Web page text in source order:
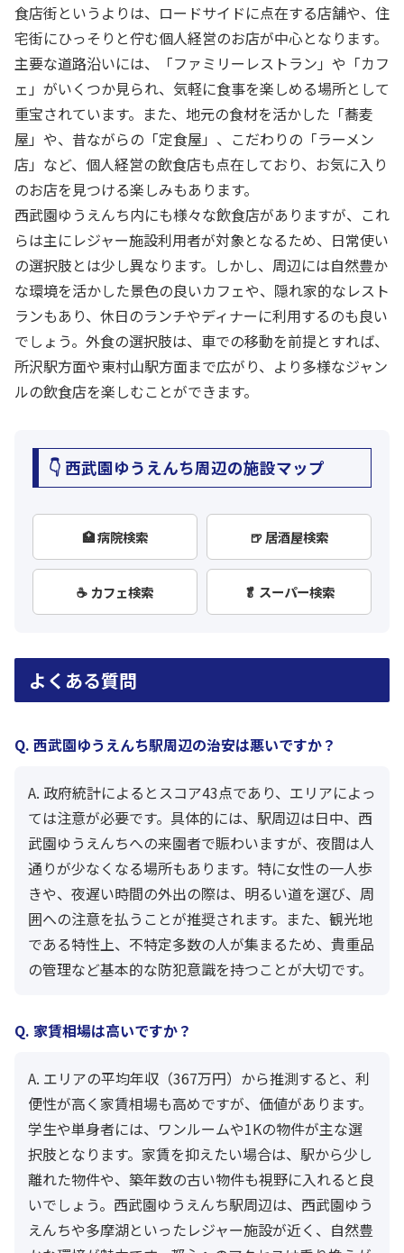
食店街というよりは、ロードサイドに点在する店舗や、住
宅街にひっそりと佇む個人経営のお店が中心となります。
主要な道路沿いには、「ファミリーレストラン」や「カフ
ェ」がいくつか見られ、気軽に食事を楽しめる場所として
重宝されています。また、地元の食材を活かした「蕎麦
屋」や、昔ながらの「定食屋」、こだわりの「ラーメン
店」など、個人経営の飲食店も点在しており、お気に入り
のお店を見つける楽しみもあります。
西武園ゆうえんち内にも様々な飲食店がありますが、これ
らは主にレジャー施設利用者が対象となるため、日常使い
の選択肢とは少し異なります。しかし、周辺には自然豊か
な環境を活かした景色の良いカフェや、隠れ家的なレスト
ランもあり、休日のランチやディナーに利用するのも良い
でしょう。外食の選択肢は、車での移動を前提とすれば、
所沢駅方面や東村山駅方面まで広がり、より多様なジャン
ルの飲食店を楽しむことができます。
👇 西武園ゆうえんち周辺の施設マップ
🏥 病院検索 🍺 居酒屋検索
☕ カフェ検索 🥬 スーパー検索
よくある質問
Q. 西武園ゆうえんち駅周辺の治安は悪いですか？
A. 政府統計によるとスコア43点であり、エリアによっ
ては注意が必要です。具体的には、駅周辺は日中、西
武園ゆうえんちへの来園者で賑わいますが、夜間は人
通りが少なくなる場所もあります。特に女性の一人歩
きや、夜遅い時間の外出の際は、明るい道を選び、周
囲への注意を払うことが推奨されます。また、観光地
である特性上、不特定多数の人が集まるため、貴重品
の管理など基本的な防犯意識を持つことが大切です。
Q. 家賃相場は高いですか？
A. エリアの平均年収（367万円）から推測すると、利
便性が高く家賃相場も高めですが、価値があります。
学生や単身者には、ワンルームや1Kの物件が主な選
択肢となります。家賃を抑えたい場合は、駅から少し
離れた物件や、築年数の古い物件も視野に入れると良
いでしょう。西武園ゆうえんち駅周辺は、西武園ゆう
えんちや多摩湖といったレジャー施設が近く、自然豊